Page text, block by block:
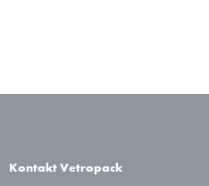
Kontakt Vetropack